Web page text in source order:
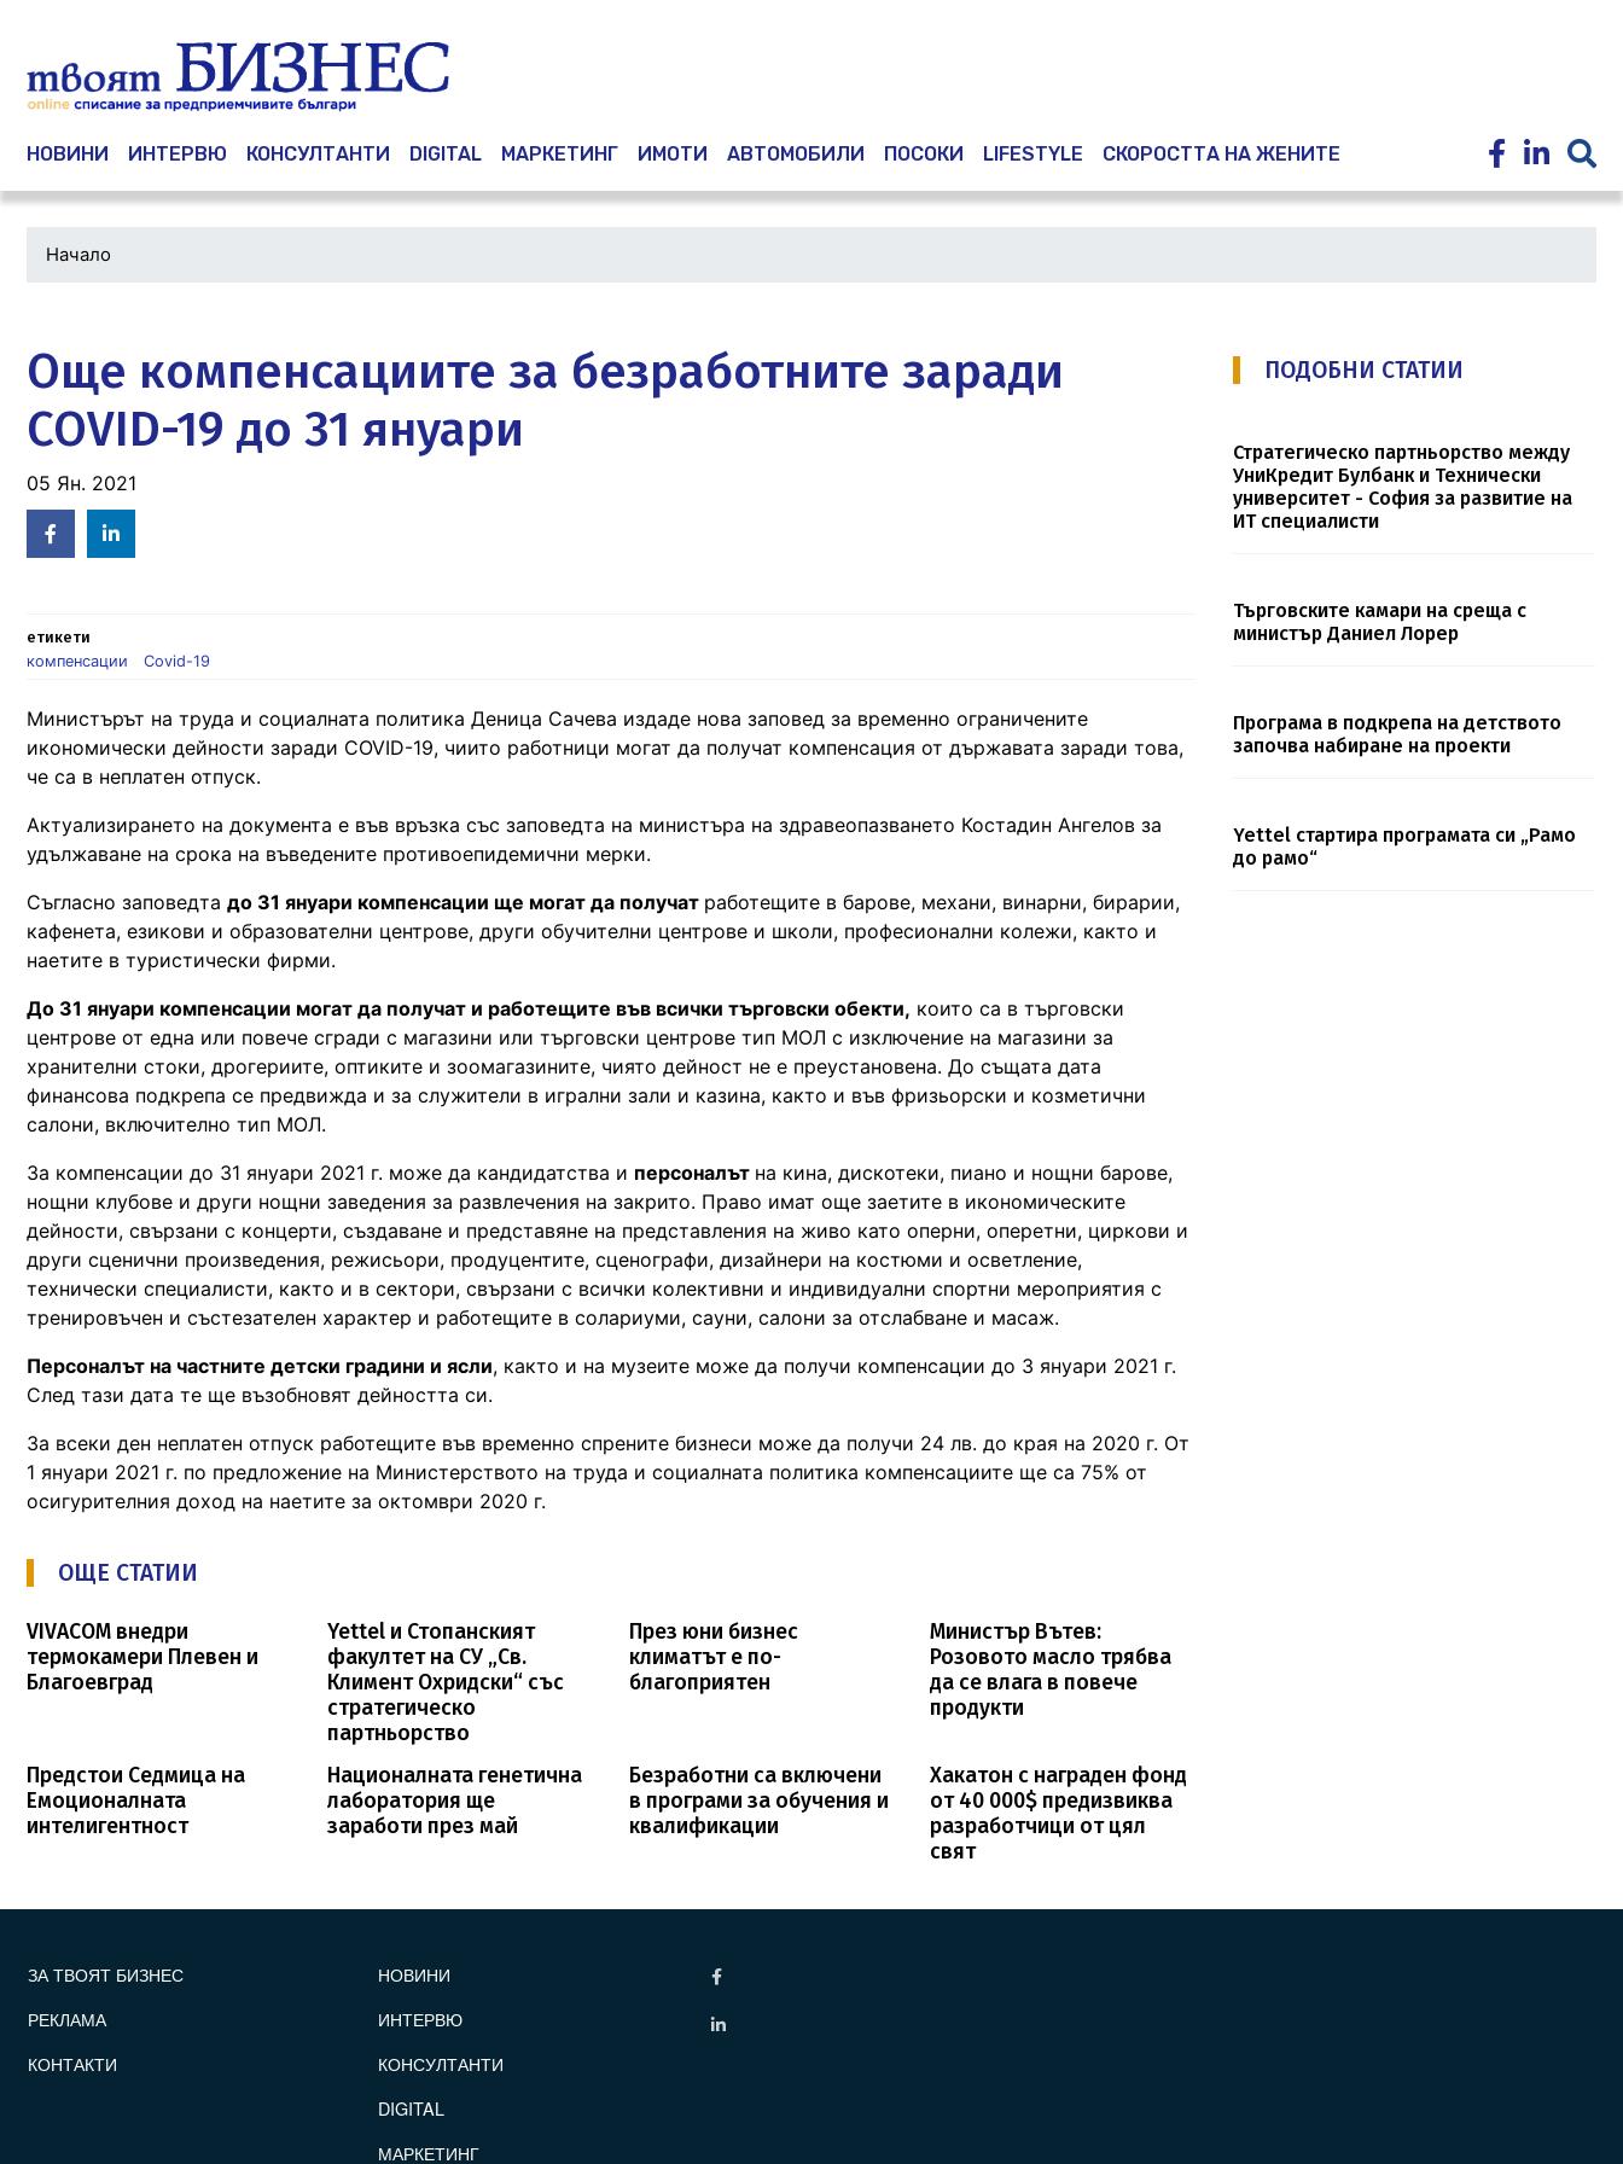
Main navigation
НОВИНИ ИНТЕРВЮ КОНСУЛТАНТИ DIGITAL МАРКЕТИНГ ИМОТИ АВТОМОБИЛИ ПОСОКИ LIFESTYLE СКОРОСТТА НА ЖЕНИТЕ
Начало
Още компенсациите за безработните заради
COVID-19 до 31 януари
05 Ян. 2021
Facebook
in
етикети
компенсации
Covid-19
Министърът на труда и социалната политика Деница Сачева издаде нова заповед за временно ограничените
икономически дейности заради COVID-19, чиито работници могат да получат компенсация от държавата заради това,
че са в неплатен отпуск.
Актуализирането на документа е във връзка със заповедта на министъра на здравеопазването Костадин Ангелов за
удължаване на срока на въведените противоепидемични мерки.
Съгласно заповедта до 31 януари компенсации ще могат да получат работещите в барове, механи, винарни, бирарии,
кафенета, езикови и образователни центрове, други обучителни центрове и школи, професионални колежи, както и
наетите в туристически фирми.
До 31 януари компенсации могат да получат и работещите във всички търговски обекти, които са в търговски
центрове от една или повече сгради с магазини или търговски центрове тип МОЛ с изключение на магазини за
хранителни стоки, дрогериите, оптиките и зоомагазините, чиято дейност не е преустановена. До същата дата
финансова подкрепа се предвижда и за служители в игрални зали и казина, както и във фризьорски и козметични
салони, включително тип МОЛ.
За компенсации до 31 януари 2021 г. може да кандидатства и персоналът на кина, дискотеки, пиано и нощни барове,
нощни клубове и други нощни заведения за развлечения на закрито. Право имат още заетите в икономическите
дейности, свързани с концерти, създаване и представяне на представления на живо като оперни, оперетни, циркови и
други сценични произведения, режисьори, продуцентите, сценографи, дизайнери на костюми и осветление,
технически специалисти, както и в сектори, свързани с всички колективни и индивидуални спортни мероприятия с
тренировъчен и състезателен характер и работещите в солариуми, сауни, салони за отслабване и масаж.
Персоналът на частните детски градини и ясли, както и на музеите може да получи компенсации до 3 януари 2021 г.
След тази дата те ще възобновят дейността си.
За всеки ден неплатен отпуск работещите във временно спрените бизнеси може да получи 24 лв. до края на 2020 г. От
1 януари 2021 г. по предложение на Министерството на труда и социaлната политика компенсациите ще са 75% от
осигурителния доход на наетите за октомври 2020 г.
ОЩЕ СТАТИИ
VIVACOM внедри
термокамери Плевен и
Благоевград
Yettel и Стопанският
факултет на СУ „Св.
Климент Охридски“ със
стратегическо
партньорство
През юни бизнес
климатът е по-
благоприятен
Министър Вътев:
Розовото масло трябва
да се влага в повече
продукти
Предстои Седмица на
Емоционалната
интелигентност
Националната генетична
лаборатория ще
заработи през май
Безработни са включени
в програми за обучения и
квалификации
Хакатон с награден фонд
от 40 000$ предизвиква
разработчици от цял
свят
ПОДОБНИ СТАТИИ
Стратегическо партньорство между
УниКредит Булбанк и Технически
университет - София за развитие на
ИТ специалисти
Търговските камари на среща с
министър Даниел Лорер
Програма в подкрепа на детството
започва набиране на проекти
Yettel стартира програмата си „Рамо
до рамо“
ЗА ТВОЯТ БИЗНЕС
РЕКЛАМА
КОНТАКТИ
НОВИНИ
ИНТЕРВЮ
КОНСУЛТАНТИ
DIGITAL
МАРКЕТИНГ